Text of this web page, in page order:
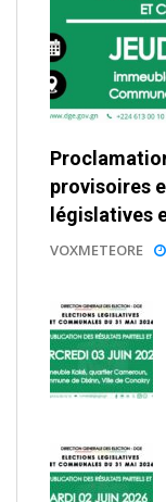
provisoires
législatives
VOXMETEORE